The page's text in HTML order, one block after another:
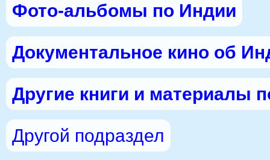
Фото-альбомы по Индии
Документальное кино об
Другие книги и материалы
Другой подраздел